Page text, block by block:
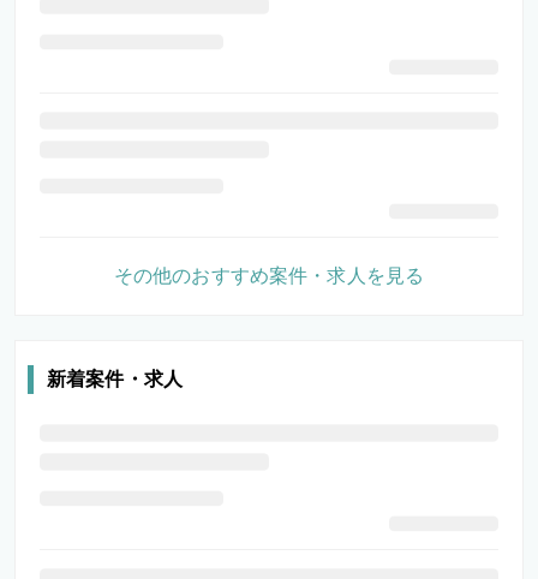
その他のおすすめ案件・求人を見る
新着案件・求人